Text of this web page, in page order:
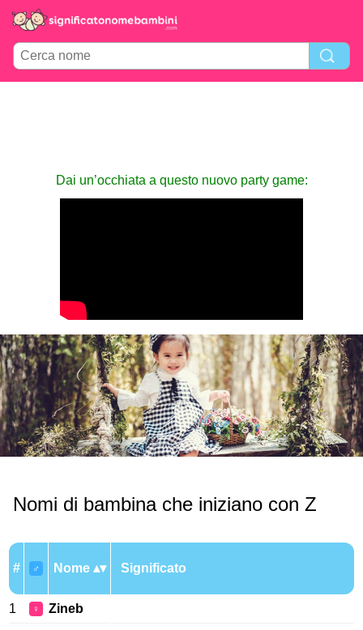
Dai un’occhiata a questo nuovo party game:
Nomi di bambina che iniziano con Z
# ♂ Nome Significato
1 ♀ Zineb